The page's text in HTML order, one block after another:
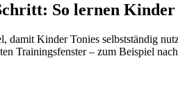
So lernen Kinder
damit Kinder Tonies selbstständig
Trainingsfenster – zum Beispiel